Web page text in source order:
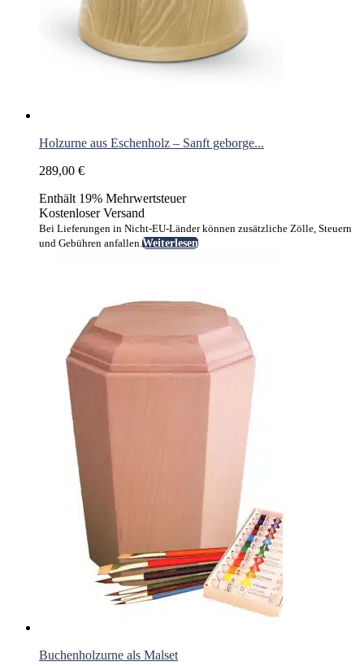
Holzurne aus Eschenholz – Sanft geborge...
289,00 €
Enthält 19% Mehrwertsteuer
Kostenloser Versand
Bei Lieferungen in Nicht-EU-Länder können zusätzliche Zölle, Steuern
und Gebühren anfallen.Weiterlesen
Buchenholzurne als Malset